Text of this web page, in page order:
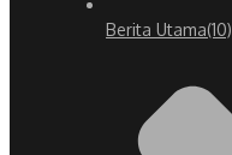
Berita Utama(10)